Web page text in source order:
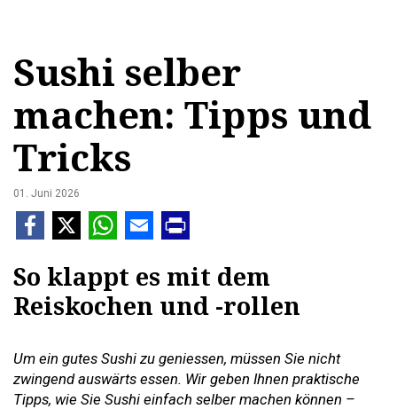
Sushi selber
machen: Tipps und
Tricks
01. Juni 2026
So klappt es mit dem
Reiskochen und -rollen
Um ein gutes Sushi zu geniessen, müssen Sie nicht
zwingend auswärts essen. Wir geben Ihnen praktische
Tipps, wie Sie Sushi einfach selber machen können –